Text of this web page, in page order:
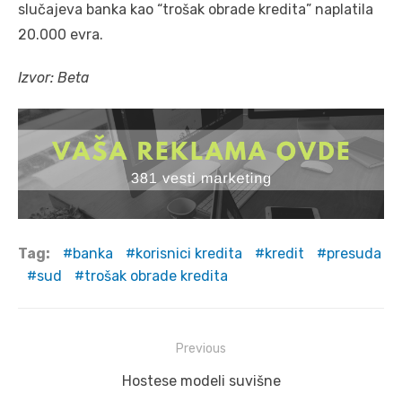
slučajeva banka kao “trošak obrade kredita” naplatila
20.000 evra.
Izvor: Beta
Tag: banka korisnici kredita kredit
presuda
sud
trošak obrade kredita
navigation
Previous
Previous
Hostese modeli suvišne